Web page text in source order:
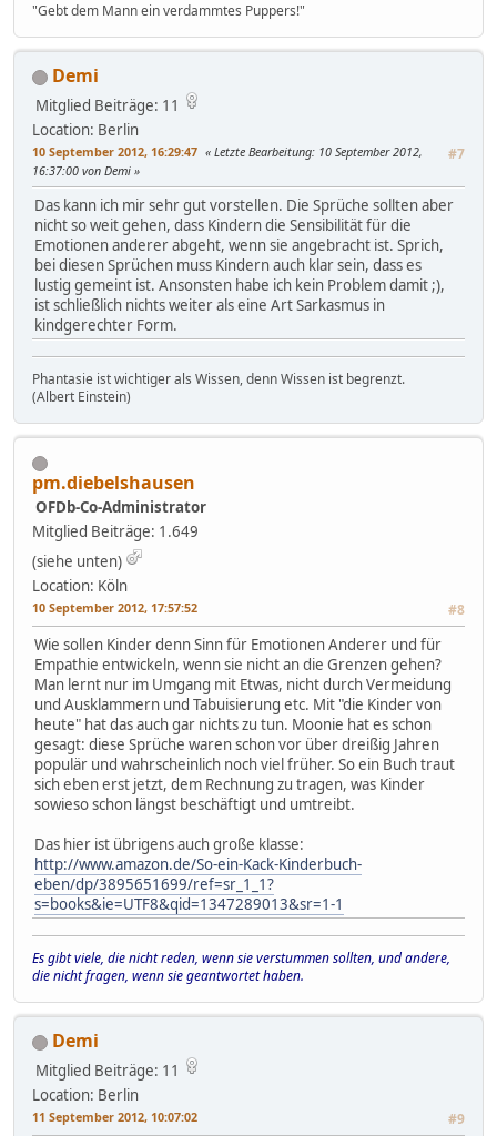
"Gebt dem Mann ein verdammtes Puppers!"
Demi
Mitglied Beiträge: 11
Location: Berlin
10 September 2012, 16:29:47 #7
Letzte Bearbeitung: 10 September 2012,
16:37:00 von Demi
Das kann ich mir sehr gut vorstellen. Die Sprüche sollten aber
nicht so weit gehen, dass Kindern die Sensibilität für die
Emotionen anderer abgeht, wenn sie angebracht ist. Sprich,
bei diesen Sprüchen muss Kindern auch klar sein, dass es
lustig gemeint ist. Ansonsten habe ich kein Problem damit ;),
ist schließlich nichts weiter als eine Art Sarkasmus in
kindgerechter Form.
Phantasie ist wichtiger als Wissen, denn Wissen ist begrenzt.
(Albert Einstein)
pm.diebelshausen
OFDb-Co-Administrator
Mitglied Beiträge: 1.649
(siehe unten)
Location: Köln
10 September 2012, 17:57:52 #8
Wie sollen Kinder denn Sinn für Emotionen Anderer und für
Empathie entwickeln, wenn sie nicht an die Grenzen gehen?
Man lernt nur im Umgang mit Etwas, nicht durch Vermeidung
und Ausklammern und Tabuisierung etc. Mit "die Kinder von
heute" hat das auch gar nichts zu tun. Moonie hat es schon
gesagt: diese Sprüche waren schon vor über dreißig Jahren
populär und wahrscheinlich noch viel früher. So ein Buch traut
sich eben erst jetzt, dem Rechnung zu tragen, was Kinder
sowieso schon längst beschäftigt und umtreibt.
Das hier ist übrigens auch große klasse:
http://www.amazon.de/So-ein-Kack-Kinderbuch-
eben/dp/3895651699/ref=sr_1_1?
s=books&ie=UTF8&qid=1347289013&sr=1-1
Es gibt viele, die nicht reden, wenn sie verstummen sollten, und andere,
die nicht fragen, wenn sie geantwortet haben.
Demi
Mitglied Beiträge: 11
Location: Berlin
11 September 2012, 10:07:02 #9